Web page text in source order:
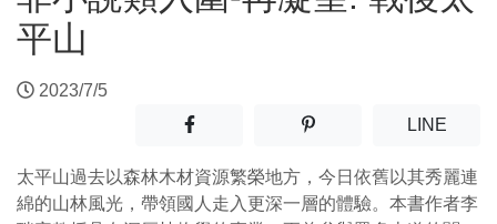
平山
2023/7/5
分享至facebook(另開新視窗)
分享至噗浪(另開新視窗)
LINE(另開
太平山過去以森林木材資源繁榮地方，今日依舊以其秀麗連
綿的山林風光，帶領國人走入更深一層的體驗。本書作者李